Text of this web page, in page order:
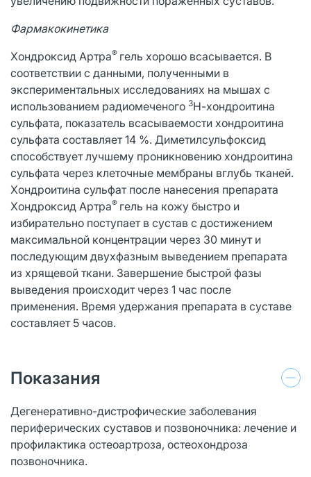
Фармакокинетика
Хондроксид Артра® гель хорошо всасывается. В
соответствии с данными, полученными в
экспериментальных исследованиях на мышах с
использованием радиомеченого 3Н-хондроитина
сульфата, показатель всасываемости хондроитина
сульфата составляет 14 %. Диметилсульфоксид
способствует лучшему проникновению хондроитина
сульфата через клеточные мембраны вглубь тканей.
Хондроитина сульфат после нанесения препарата
Хондроксид Артра® гель на кожу быстро и
избирательно поступает в сустав с достижением
максимальной концентрации через 30 минут и
последующим двухфазным выведением препарата
из хрящевой ткани. Завершение быстрой фазы
выведения происходит через 1 час после
применения. Время удержания препарата в суставе
составляет 5 часов.
Показания
Дегенеративно-дистрофические заболевания
периферических суставов и позвоночника: лечение и
профилактика остеоартроза, остеохондроза
позвоночника.